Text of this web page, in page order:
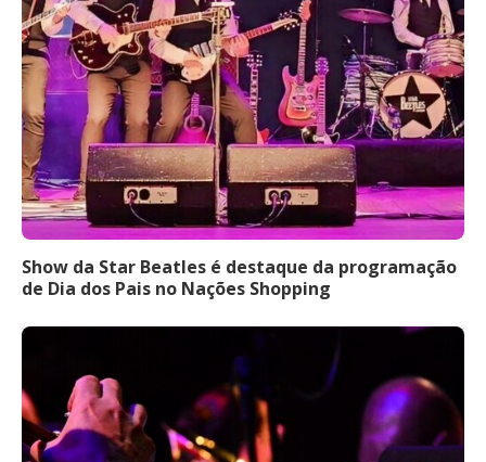
Show da Star Beatles é destaque da programação
de Dia dos Pais no Nações Shopping